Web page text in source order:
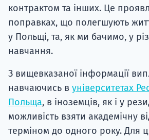
контрактом та інших. Це
поправках, що полегшують
у Польщі, та, як ми бачимо, у
навчання.
З вищевказаної інформації
навчаючись в університетах
Польща, в іноземців, як і у
можливість взяти академічну
терміном до одного року. Для